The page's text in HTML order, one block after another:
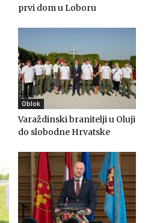
prvi dom u Loboru
Oblok
Varaždinski branitelji u Oluji
do slobodne Hrvatske